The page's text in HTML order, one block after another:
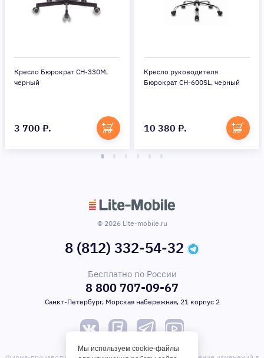
Кресло Бюрократ CH-330M,
черный
3 700 ₽.
Кресло руководителя
Бюрократ CH-600SL, черный
10 380 ₽.
© 2026 Lite-mobile.ru
8 (812) 332-54-32
Бесплатно по России
8 800 707-09-67
Санкт-Петербург, Морская набережная, 21 корпус 2
Мы используем cookie-файлы